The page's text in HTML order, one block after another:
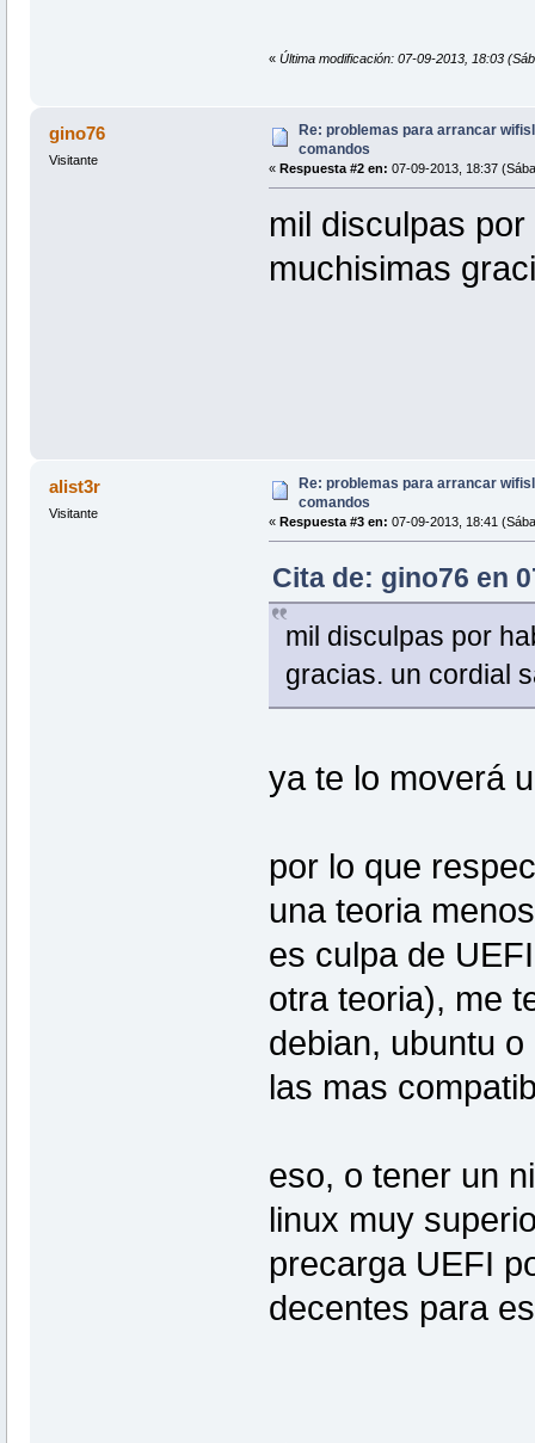
« Última modificación: 07-09-2013, 18:03
gino76
Visitante
Re: problemas para arrancar
comandos
« Respuesta #2 en: 07-09-2013, 18:37
mil disculpas
muchisimas
alist3r
Visitante
Re: problemas para arrancar
comandos
« Respuesta #3 en: 07-09-2013, 18:41
Cita de: gino76 en
mil disculpas por
gracias. un cordial
ya te lo moverá
por lo que
una teoria
es culpa de
otra teoria), me
debian, ubuntu
las mas
eso, o tener un
linux muy
precarga UEFI
decentes para